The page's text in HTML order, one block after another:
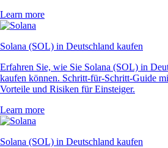
Learn more
Solana (SOL) in Deutschland kaufen
Erfahren Sie, wie Sie Solana (SOL) in
kaufen können. Schritt-für-Schritt-Guide
Vorteile und Risiken für Einsteiger.
Learn more
Solana (SOL) in Deutschland kaufen